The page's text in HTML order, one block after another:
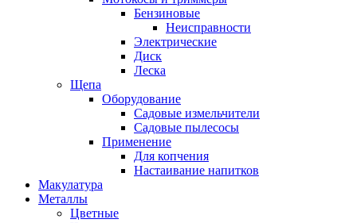
Бензиновые
Неисправности
Электрические
Диск
Леска
Щепа
Оборудование
Садовые измельчители
Садовые пылесосы
Применение
Для копчения
Настаивание напитков
Макулатура
Металлы
Цветные